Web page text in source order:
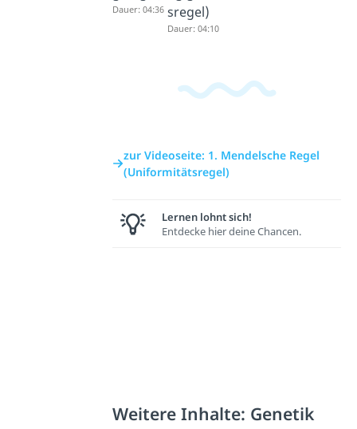
Dauer: 04:36 sregel)
Dauer: 04:10
zur Videoseite: 1. Mendelsche Regel
(Uniformitätsregel)
Lernen lohnt sich!
Entdecke hier deine Chancen.
Weitere Inhalte: Genetik